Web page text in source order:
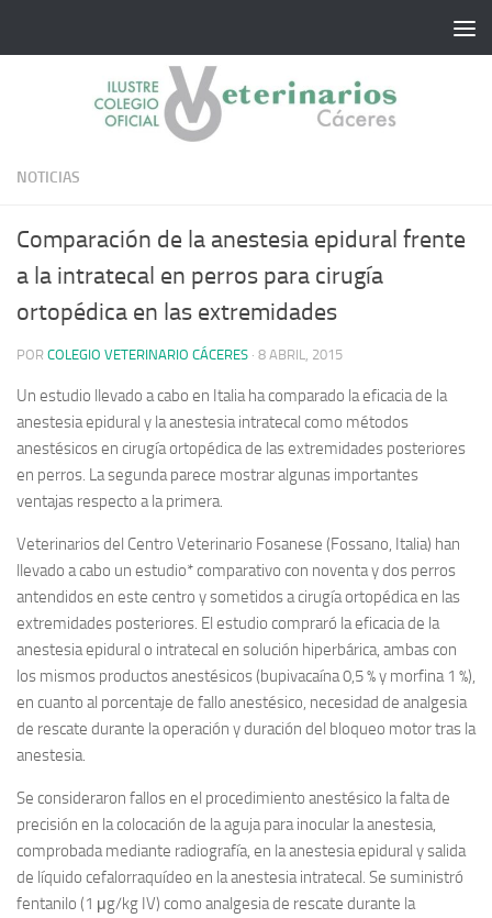
NOTICIAS
Comparación de la anestesia epidural frente
a la intratecal en perros para cirugía
ortopédica en las extremidades
POR COLEGIO VETERINARIO CÁCERES · 8 ABRIL, 2015
Un estudio llevado a cabo en Italia ha comparado la eficacia de la
anestesia epidural y la anestesia intratecal como métodos
anestésicos en cirugía ortopédica de las extremidades posteriores
en perros. La segunda parece mostrar algunas importantes
ventajas respecto a la primera.
Veterinarios del Centro Veterinario Fosanese (Fossano, Italia) han
llevado a cabo un estudio* comparativo con noventa y dos perros
antendidos en este centro y sometidos a cirugía ortopédica en las
extremidades posteriores. El estudio compraró la eficacia de la
anestesia epidural o intratecal en solución hiperbárica, ambas con
los mismos productos anestésicos (bupivacaína 0,5 % y morfina 1 %),
en cuanto al porcentaje de fallo anestésico, necesidad de analgesia
de rescate durante la operación y duración del bloqueo motor tras la
anestesia.
Se consideraron fallos en el procedimiento anestésico la falta de
precisión en la colocación de la aguja para inocular la anestesia,
comprobada mediante radiografía, en la anestesia epidural y salida
de líquido cefalorraquídeo en la anestesia intratecal. Se suministró
fentanilo (1 μg/kg IV) como analgesia de rescate durante la